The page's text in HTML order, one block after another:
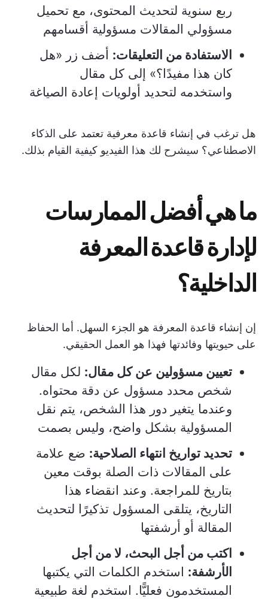
ربع سنوية لتحديث المحتوى، مع تحميل
مسؤولي المقالات مسؤولية أقسامهم
الاستفادة من التعليقات: أضف زر «هل
كان هذا مفيدًا؟» إلى كل مقال
واستخدمه لتحديد أولويات إعادة الصياغة
هل ترغب في إنشاء قاعدة معرفية تعتمد على الذكاء
الاصطناعي؟ سيشرح لك هذا الفيديو كيفية القيام بذلك.
ما هي أفضل الممارسات
لإدارة قاعدة المعرفة
الداخلية؟
إن إنشاء قاعدة المعرفة هو الجزء السهل. أما الحفاظ
على حيويتها وفائدتها فهذا هو العمل الحقيقي.
تعيين مسؤولين عن كل مقال: لكل مقال
شخص محدد مسؤول عن دقة محتواه.
وعندما يتغير دور هذا الشخص، يتم نقل
المسؤولية بشكل واضح، وليس بصمت
تحديد تواريخ انتهاء الصلاحية: ضع علامة
على المقالات ذات الصلة بوقت معين
بتاريخ للمراجعة. وعند انقضاء هذا
التاريخ، يتلقى المسؤول تذكيرًا لتحديث
المقالة أو أرشفتها
اكتب من أجل البحث، لا من أجل
الأرشفة: استخدم الكلمات التي يكتبها
المستخدمون فعليًّا. استخدم لغة طبيعية